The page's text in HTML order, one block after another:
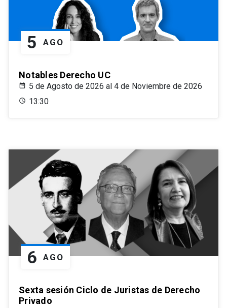
5 AGO
Notables Derecho UC
5 de Agosto de 2026 al 4 de Noviembre de 2026
13:30
6 AGO
Sexta sesión Ciclo de Juristas de Derecho
Privado